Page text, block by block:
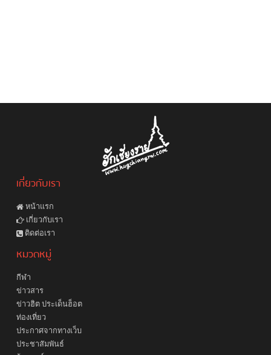
เกี่ยวกับเรา
หน้าแรก
เกี่ยวกับเรา
ติดต่อเรา
หมวดหมู่
กีฬา
ข่าวสาร
ข่าวฮิต ประเด็นฮ็อต
ท่องเที่ยว
ประกาศจากทางเว็บ
ประชาสัมพันธ์